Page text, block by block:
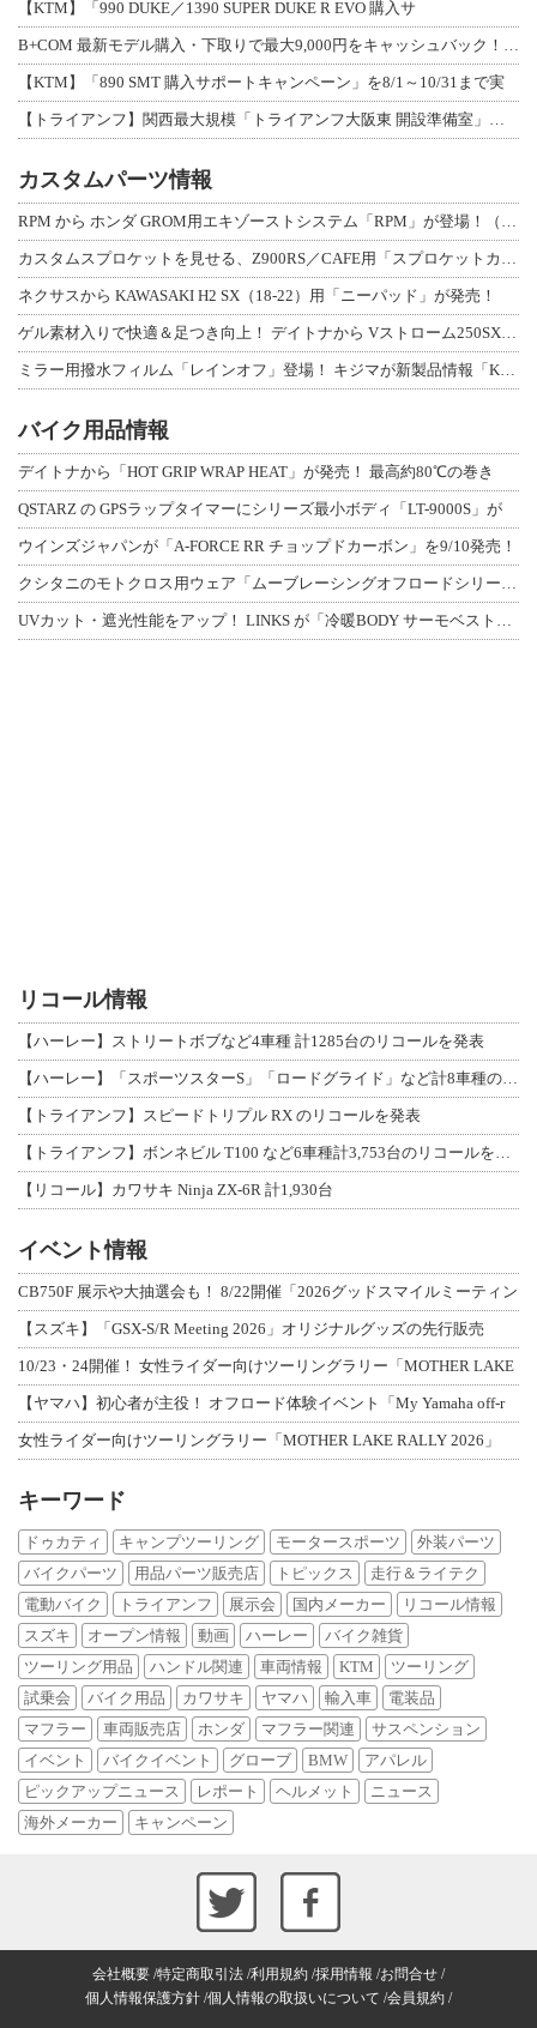
【KTM】「990 DUKE／1390 SUPER DUKE R EVO 購入サ
【KTM】「890 SMT 購入サポートキャンペーン」を8/1～10/31まで実
カスタムパーツ情報
ネクサスから KAWASAKI H2 SX（18-22）用「ニーパッド」が発売！
バイク用品情報
デイトナから「HOT GRIP WRAP HEAT」が発売！ 最高約80℃の巻き
QSTARZ の GPSラップタイマーにシリーズ最小ボディ「LT-9000S」が
ウインズジャパンが「A-FORCE RR チョップドカーボン」を9/10発売！
リコール情報
【ハーレー】ストリートボブなど4車種 計1285台のリコールを発表
【トライアンフ】スピードトリプル RX のリコールを発表
【リコール】カワサキ Ninja ZX-6R 計1,930台
イベント情報
CB750F 展示や大抽選会も！ 8/22開催「2026グッドスマイルミーティン
【スズキ】「GSX-S/R Meeting 2026」オリジナルグッズの先行販売
10/23・24開催！ 女性ライダー向けツーリングラリー「MOTHER LAKE
【ヤマハ】初心者が主役！ オフロード体験イベント「My Yamaha off-r
女性ライダー向けツーリングラリー「MOTHER LAKE RALLY 2026」
キーワード
ドゥカティ キャンプツーリング モータースポーツ
外装パーツ
バイクパーツ
用品パーツ販売店 トピックス
走行＆ライテク
電動バイク
トライアンフ 展示会 国内メーカー
リコール情報
スズキ
オープン情報 動画 ハーレー
バイク雑貨
ツーリング用品
ハンドル関連 車両情報 KTM
ツーリング
試乗会
バイク用品 カワサキ ヤマハ 輸入車
電装品
マフラー
車両販売店 ホンダ マフラー関連
サスペンション
イベント
バイクイベント グローブ BMW
アパレル
ピックアップニュース
レポート ヘルメット
ニュース
海外メーカー
キャンペーン
会社概要 特定商取引法 利用規約 採用情報 お問合せ
個人情報保護方針 個人情報の取扱いについて 会員規約